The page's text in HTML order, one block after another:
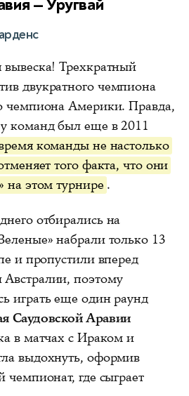
— Уругвай
Трехкратный
двукратного чемпиона
чемпиона Америки. Правда,
команд был еще в 2011
команды не настолько
того факта, что они
на этом турнире .
отбирались на
набрали только 13
и пропустили вперед
поэтому
играть еще один раунд
Саудовской Аравии
в матчах с Ираком и
выдохнуть, оформив
чемпионат, где сыграет